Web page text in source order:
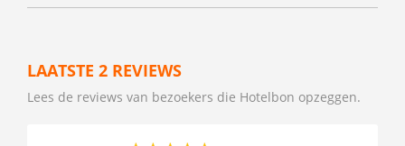
LAATSTE 2 REVIEWS
Lees de reviews van bezoekers die Hotelbon opzeggen.